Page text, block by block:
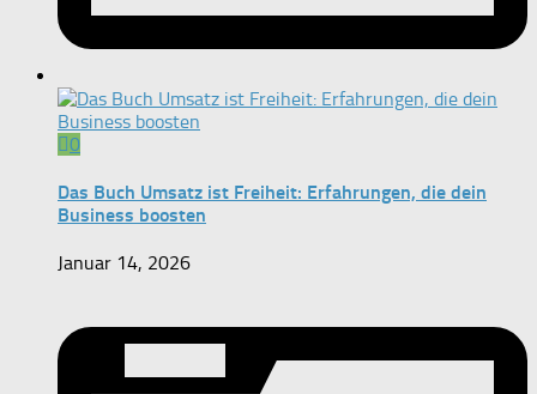
0
Das Buch Umsatz ist Freiheit: Erfahrungen, die dein
Business boosten
Januar 14, 2026